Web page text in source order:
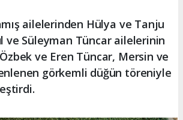
ailelerinden Hülya ve Tanju
ve Süleyman Tüncar ailelerinin
ve Eren Tüncar, Mersin ve
görkemli düğün töreniyle